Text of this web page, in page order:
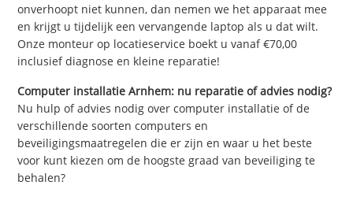
onverhoopt niet kunnen, dan nemen we het apparaat mee
en krijgt u tijdelijk een vervangende laptop als u dat wilt.
Onze monteur op locatieservice boekt u vanaf €70,00
inclusief diagnose en kleine reparatie!
Computer installatie Arnhem: nu reparatie of advies nodig?
Nu hulp of advies nodig over computer installatie of de
verschillende soorten computers en
beveiligingsmaatregelen die er zijn en waar u het beste
voor kunt kiezen om de hoogste graad van beveiliging te
behalen?